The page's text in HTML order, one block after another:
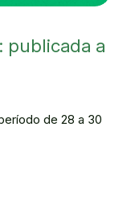
publicada a
de 28 a 30